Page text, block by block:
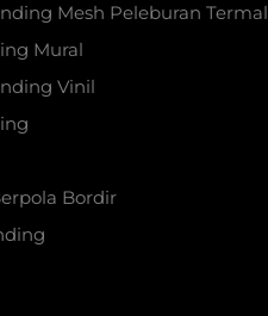
Mesh Peleburan Termal
Mural
Vinil
Bordir